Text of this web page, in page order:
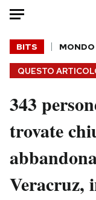
HOME
Italia
Politica
Tecnologia
Scienza
QUESTO
BITS MONDO
343
trovate
Veracruz,